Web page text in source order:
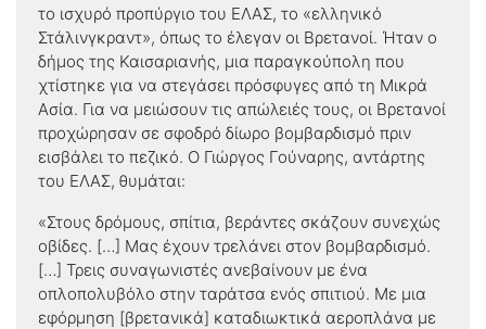
το ισχυρό προπύργιο του ΕΛΑΣ, το «ελληνικό
Στάλινγκραντ», όπως το έλεγαν οι Βρετανοί. Ήταν ο
δήμος της Καισαριανής, μια παραγκούπολη που
χτίστηκε για να στεγάσει πρόσφυγες από τη Μικρά
Ασία. Για να μειώσουν τις απώλειές τους, οι Βρετανοί
προχώρησαν σε σφοδρό δίωρο βομβαρδισμό πριν
εισβάλει το πεζικό. Ο Γιώργος Γούναρης, αντάρτης
του ΕΛΑΣ, θυμάται:
«Στους δρόμους, σπίτια, βεράντες σκάζουν συνεχώς
οβίδες. […] Μας έχουν τρελάνει στον βομβαρδισμό.
[…] Τρεις συναγωνιστές ανεβαίνουν με ένα
οπλοπολυβόλο στην ταράτσα ενός σπιτιού. Με μια
εφόρμηση [βρετανικά] καταδιωκτικά αεροπλάνα με